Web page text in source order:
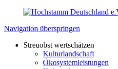
Navigation überspringen
Streuobst wertschätzen
Kulturlandschaft
Ökosystemleistungen